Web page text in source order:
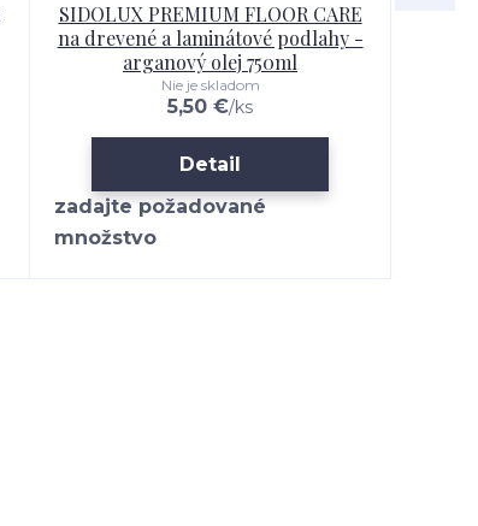
SIDOLUX PREMIUM FLOOR CARE
na drevené a laminátové podlahy -
arganový olej 750ml
5,50 €/ks
Nie je skladom
Detail